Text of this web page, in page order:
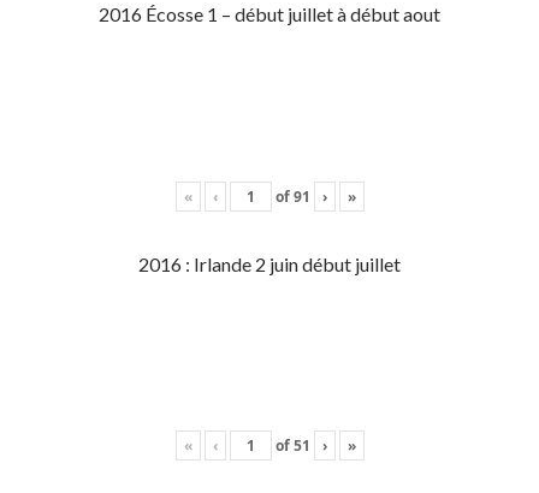
2016 Écosse 1 – début juillet à début aout
« ‹ of91 › »
2016 : Irlande 2 juin début juillet
« ‹ of51 › »